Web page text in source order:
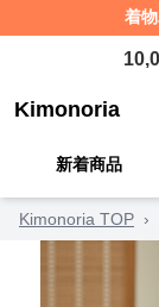
着
Kimonoria
新着商品
Kimonoria TOP ›